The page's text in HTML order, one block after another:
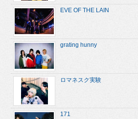
EVE OF THE LAIN
grating hunny
ロマネスク実験
171